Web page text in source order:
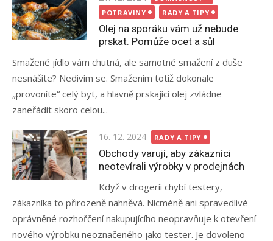
on
POTRAVINY
RADY A TIPY
Olej na sporáku vám už nebude
prskat. Pomůže ocet a sůl
Smažené jídlo vám chutná, ale samotné smažení z duše
nesnášíte? Nedivím se. Smažením totiž dokonale
„provoníte“ celý byt, a hlavně prskající olej zvládne
zaneřádit skoro celou...
Posted
on
16. 12. 2024 RADY A TIPY
Obchody varují, aby zákazníci
neotevírali výrobky v prodejnách
Když v drogerii chybí testery,
zákazníka to přirozeně nahněvá. Nicméně ani spravedlivé
oprávněné rozhořčení nakupujícího neopravňuje k otevření
nového výrobku neoznačeného jako tester. Je dovoleno